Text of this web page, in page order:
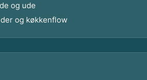
og ude
og køkkenflow